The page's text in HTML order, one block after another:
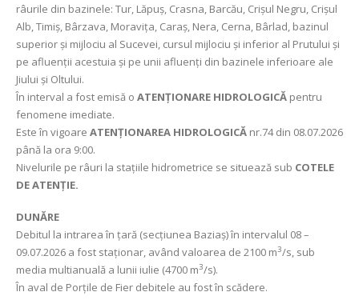
râurile din bazinele: Tur, Lăpuș, Crasna, Barcău, Crișul Negru, Crișul
Alb, Timiș, Bârzava, Moravița, Caraș, Nera, Cerna, Bârlad, bazinul
superior și mijlociu al Sucevei, cursul mijlociu și inferior al Prutului și
pe afluenții acestuia și pe unii afluenți din bazinele inferioare ale
Jiului și Oltului.
În interval a fost emisă o ATENȚIONARE HIDROLOGICĂ pentru
fenomene imediate.
Este în vigoare ATENȚIONAREA HIDROLOGICĂ nr.74 din 08.07.2026
până la ora 9:00.
Nivelurile pe râuri la stațiile hidrometrice se situează sub COTELE
DE ATENȚIE.
DUNĂRE
Debitul la intrarea în țară (secțiunea Baziaș) în intervalul 08 –
09.07.2026 a fost staționar, având valoarea de 2100 m3/s, sub
media multianuală a lunii iulie (4700 m3/s).
În aval de Porţile de Fier debitele au fost în scădere.